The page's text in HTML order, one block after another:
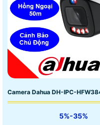
Camera Dahua DH-IPC-
5%-35%